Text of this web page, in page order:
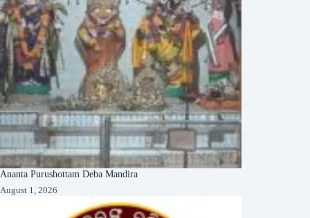
Ananta Purushottam Deba Mandira
August 1, 2026